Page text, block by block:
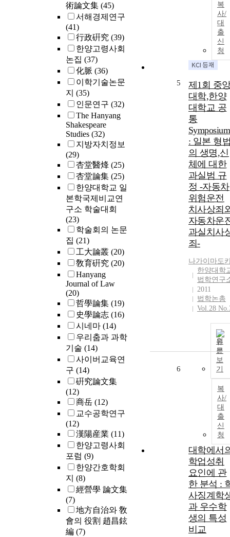
術論文集 (45)
서해경제연구
(41)
行政硏究 (39)
한양고령사회
논집 (37)
化脈 (36)
이학기술논문
지 (35)
인문연구 (32)
The Hanyang
Shakespeare
Studies (32)
지방자치정보
(29)
杏堂醫烽 (25)
杏堂論集 (25)
한양대학교 일
본학국제비교연
구소 학술대회
(23)
학술회의 논문
집 (21)
工大論叢 (20)
敎育硏究 (20)
Hanyang
Journal of Law
(20)
哲學論集 (19)
史學論志 (16)
시네마 (14)
우리춤과 과학
기술 (14)
사이버교육연
구 (14)
硏究論文集
(12)
商岳 (12)
교수공학연구
(12)
漢陽産業 (11)
한양고령사회
포럼 (9)
한양간호학회
지 (8)
經營學 論文集
(7)
地方自治와 敎
會의 役割 趙昌鉉
編 (7)
복
사/
대
출
신
청
5
제1회 중
대학,한양
대학교 공
통
Symposium
: 일본 형
의 생명,신
체에 대한
과실범 규
정 -자동차
위험운전
치사상죄
자동차운
과실치사
죄-
나가이마도
한양대학
법학연구
2011
법학논총
Vol.28
원
문
보
기
복
사/
대
출
신
청
6
대학에서
학업성취
요인에 관
한 분석 :
사징계학
과 우수학
생의 특성
비교